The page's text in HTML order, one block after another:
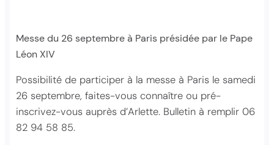
Messe du 26 septembre à Paris présidée par le Pape
Léon XIV
Possibilité de participer à la messe à Paris le samedi
26 septembre, faites-vous connaître ou pré-
inscrivez-vous auprès d’Arlette. Bulletin à remplir 06
82 94 58 85.